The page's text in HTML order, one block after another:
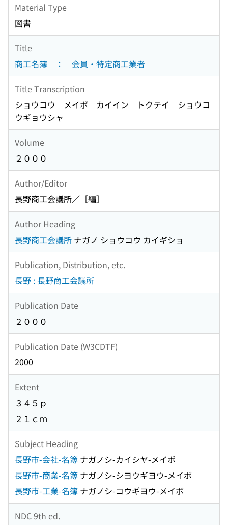
Material Type
図書
Title
商工名簿 ： 会員・特定商工業者
Title Transcription
ショウコウ メイボ カイイン トクテイ ショウコ
ウギョウシャ
Volume
２０００
Author/Editor
長野商工会議所／［編］
Author Heading
長野商工会議所 ナガノ ショウコウ カイギショ
Publication, Distribution, etc.
長野 : 長野商工会議所
Publication Date
２０００
Publication Date (W3CDTF)
2000
Extent
３４５ｐ
２１ｃｍ
Subject Heading
長野市-会社-名簿 ナガノシ-カイシヤ-メイボ
長野市-商業-名簿 ナガノシ-シヨウギヨウ-メイボ
長野市-工業-名簿 ナガノシ-コウギヨウ-メイボ
NDC 9th ed.